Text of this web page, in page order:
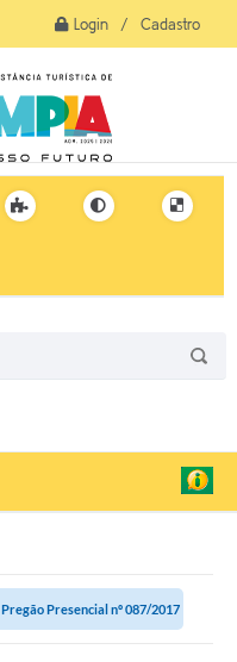
Login / Cadastro
Pregão Presencial nº 087/2017